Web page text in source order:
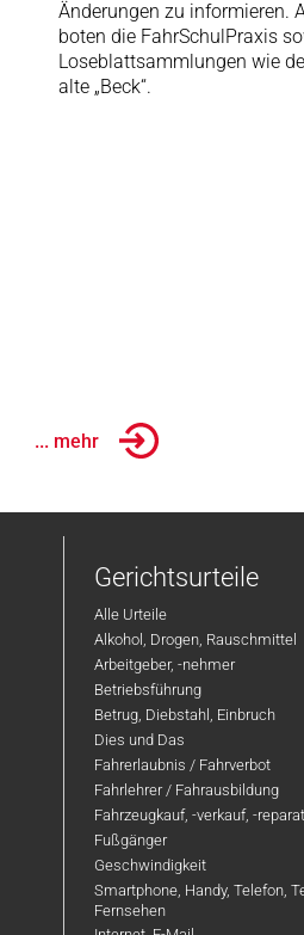
Änderungen zu informieren.
boten die FahrSchulPraxis
Loseblattsammlungen wie
alte „Beck“.
... mehr
Gerichtsurteile
Alle Urteile
Alkohol, Drogen, Rauschmittel
Arbeitgeber, -nehmer
Betriebsführung
Betrug, Diebstahl, Einbruch
Dies und Das
Fahrerlaubnis / Fahrverbot
Fahrlehrer / Fahrausbildung
Fahrzeugkauf, -verkauf, -
Fußgänger
Geschwindigkeit
Smartphone, Handy, Telefon,
Fernsehen